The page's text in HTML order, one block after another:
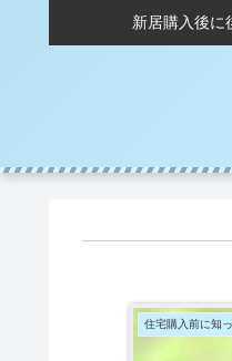
新居購入後に
住宅購入前に知